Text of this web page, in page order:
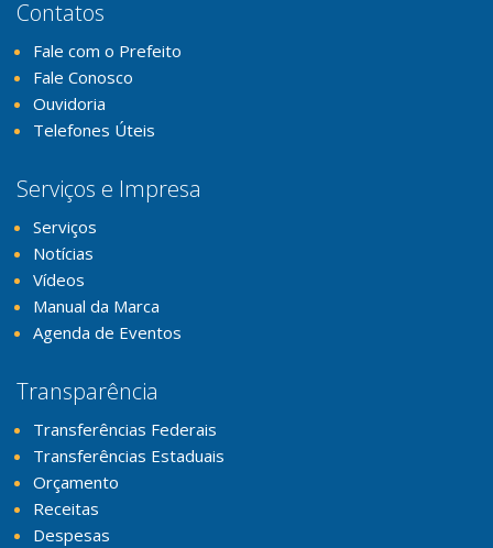
Contatos
Fale com o Prefeito
Fale Conosco
Ouvidoria
Telefones Úteis
Serviços e Impresa
Serviços
Notícias
Vídeos
Manual da Marca
Agenda de Eventos
Transparência
Transferências Federais
Transferências Estaduais
Orçamento
Receitas
Despesas